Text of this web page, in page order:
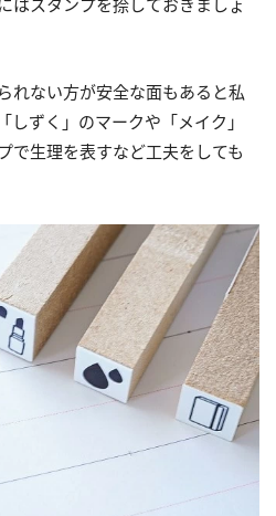
はスタンプを捺しておきましょ
れない方が安全な面もあると私
ずく」のマークや「メイク」
で生理を表すなど工夫をしても